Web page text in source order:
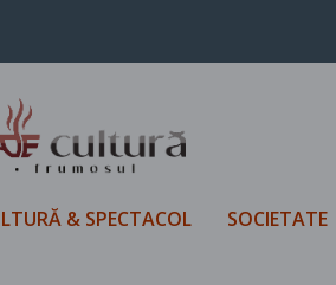
& SPECTACOL SOCIETATE